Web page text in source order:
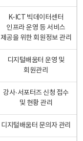
K-ICT 빅데이터센터
인프라 운영 등 서비스
제공을 위한 회원정보 관리
디지털배움터 운영 및
회원관리
강사·서포터즈 신청 접수
및 현황 관리
디지털배움터 문의자 관리